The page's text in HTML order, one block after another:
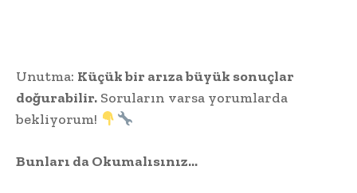
Unutma: Küçük bir arıza büyük sonuçlar
doğurabilir. Soruların varsa yorumlarda
bekliyorum!
Bunları da Okumalısınız…